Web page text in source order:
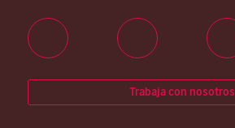
Trabaja con nosotros